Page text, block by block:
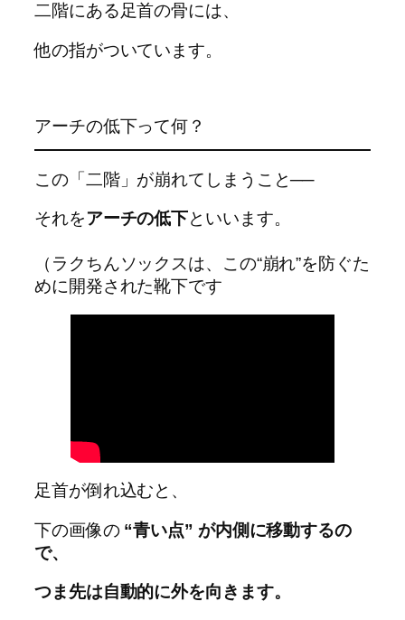
二階にある足首の骨には、
他の指がついています。
アーチの低下って何？
この「二階」が崩れてしまうこと──
それをアーチの低下といいます。
（ラクちんソックスは、この“崩れ”を防ぐた
めに開発された靴下です
足首が倒れ込むと、
下の画像の “青い点” が内側に移動するの
で、
つま先は自動的に外を向きます。